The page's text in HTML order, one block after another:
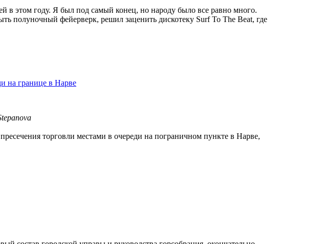
в этом году. Я был под самый конец, но народу было все равно много.
полуночный фейерверк, решил заценить дискотеку Surf To The Beat, где
на границе в Нарве
торговли местами в очереди на пограничном пункте в Нарве,